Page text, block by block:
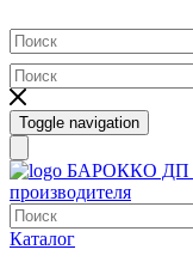
Toggle navigation
БАРОККО ДП
производителя
Каталог